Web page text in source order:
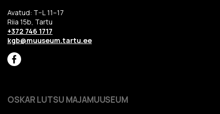
Avatud: T–L 11–17
Riia 15b, Tartu
+372 746 1717
kgb@muuseum.tartu.ee
OSKAR LUTSU MAJAMUUSEUM